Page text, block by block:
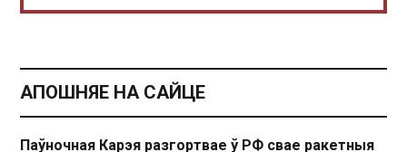
АПОШНЯЕ НА САЙЦЕ
Паўночная Карэя разгортвае ў РФ свае ракетныя